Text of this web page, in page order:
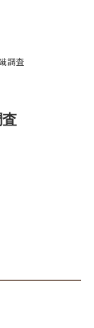
調査